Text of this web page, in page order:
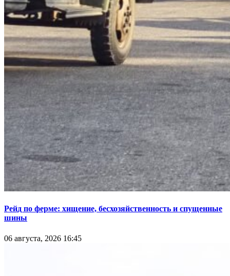
Рейд по ферме: хищение, бесхозяйственность и спущенные
шины
06 августа, 2026 16:45